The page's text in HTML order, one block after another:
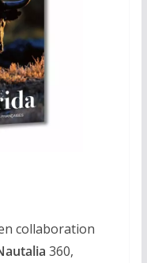
collaboration
360,